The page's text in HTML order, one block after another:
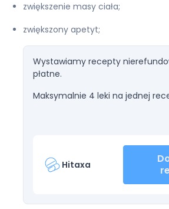
zwiększenie masy ciała;
zwiększony apetyt;
Wystawiamy recepty
płatne.
Maksymalnie 4 leki na jednej
Hitaxa